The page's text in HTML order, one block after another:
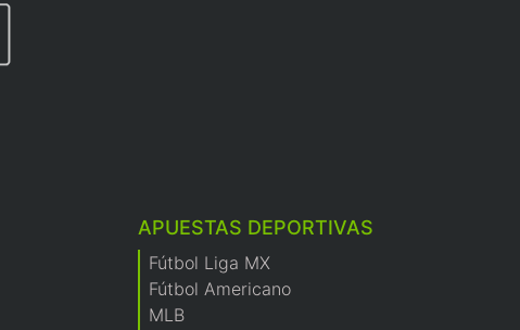
APUESTAS DEPORTIVAS
Fútbol Liga MX
Fútbol Americano
MLB